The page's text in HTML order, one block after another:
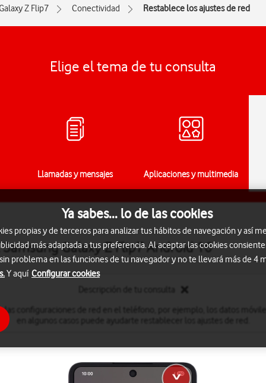
Z Flip7 Conectividad Restablece los ajustes de red
Elige el tema de tu consulta
Llamadas y mensajes Aplicaciones y multimedia
Galaxy Z Flip7 Android 16
las configuraciones de red en el teléfono, por ejemplo, los datos
Ya sabes... lo de las cookies
propias y de terceros para analizar tus hábitos de navegación y así
más adaptada a tus preferencia. Al aceptar las cookies
problema en las funciones de tu navegador y no te llevará más de 4
Y aquí Configurar cookies